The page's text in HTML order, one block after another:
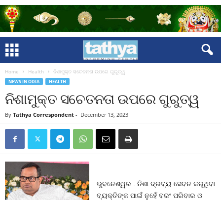
Home Health ନିଶାମୁକ୍ତ ସଚେତନତା ଉପରେ ଗୁରୁତ୍ୱ
NEWS IN ODIA HEALTH
ନିଶାମୁକ୍ତ ସଚେତନତା ଉପରେ ଗୁରୁତ୍ୱ
By Tathya Correspondent - December 13, 2023
ଭୁବନେଶ୍ୱର : ନିଶା ଦ୍ରବ୍ୟ ସେବନ କରୁଥିବା
ବ୍ୟକ୍ତିଙ୍କ ପାଇଁ ନୁହେଁ ବରଂ ପରିବାର ଓ